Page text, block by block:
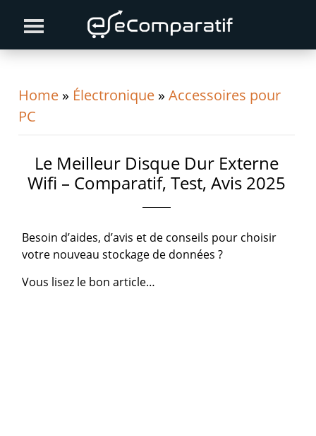
primary
content
primary
Home » Électronique »Accessoires pour
PC
Le Meilleur Disque Dur Externe
Wifi – Comparatif, Test, Avis 2025
Besoin d’aides, d’avis et de conseils pour choisir
votre nouveau stockage de données ?
Vous lisez le bon article…